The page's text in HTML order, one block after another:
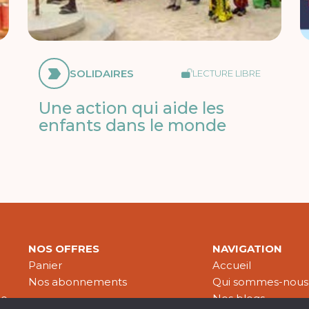
SOLIDAIRES LECTURE LIBRE
Une action qui aide les
enfants dans le monde
NOS OFFRES
Panier
Nos abonnements
NAVIGATION
Accueil
Qui sommes-
Nos blogs